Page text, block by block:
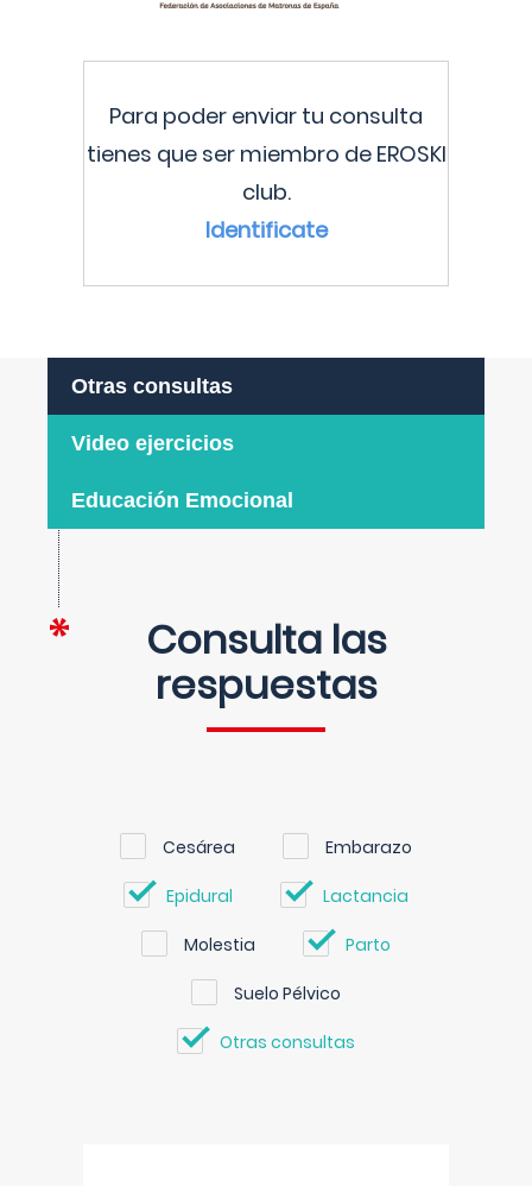
Para poder enviar tu consulta
tienes que ser miembro de EROSKI
club.
Identificate
Otras consultas
Video ejercicios
Educación Emocional
Consulta las
respuestas
Cesárea Embarazo
Epidural Lactancia
Molestia Parto
Suelo Pélvico
Otras consultas